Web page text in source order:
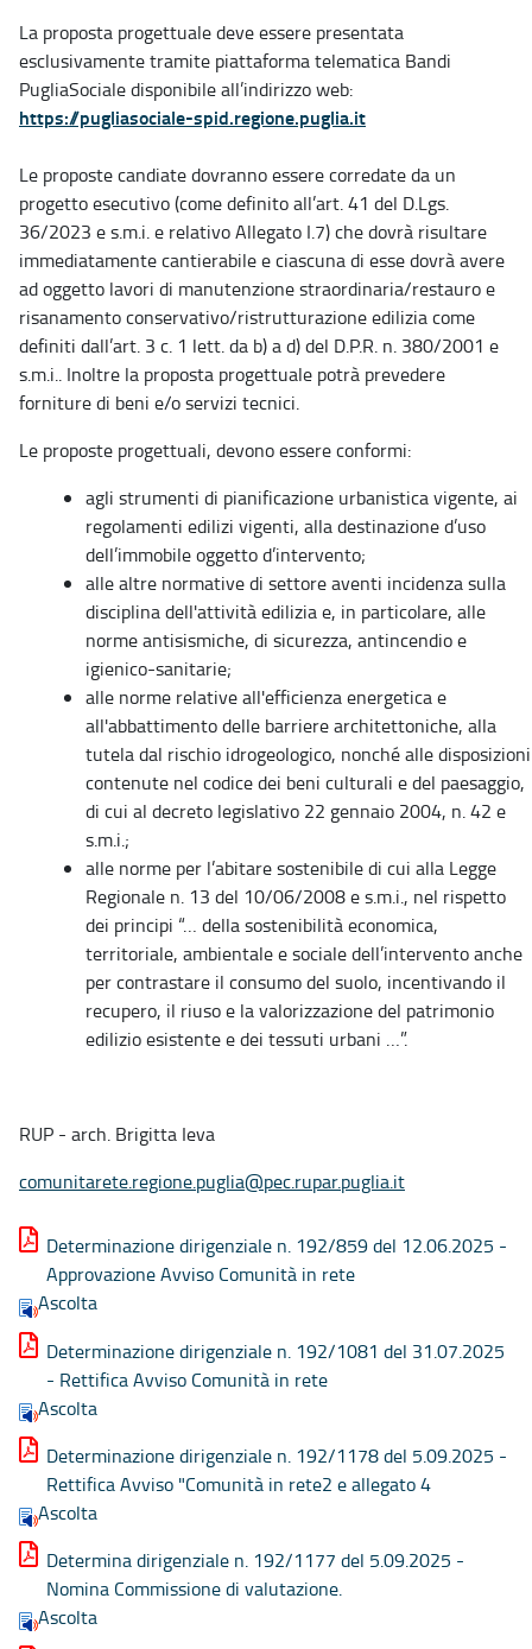
La proposta progettuale deve essere presentata
esclusivamente tramite piattaforma telematica Bandi
PugliaSociale disponibile all’indirizzo web:
https://pugliasociale-spid.regione.puglia.it
Le proposte candiate dovranno essere corredate da un
progetto esecutivo (come definito all’art. 41 del D.Lgs.
36/2023 e s.m.i. e relativo Allegato I.7) che dovrà risultare
immediatamente cantierabile e ciascuna di esse dovrà avere
ad oggetto lavori di manutenzione straordinaria/restauro e
risanamento conservativo/ristrutturazione edilizia come
definiti dall’art. 3 c. 1 lett. da b) a d) del D.P.R. n. 380/2001 e
s.m.i.. Inoltre la proposta progettuale potrà prevedere
forniture di beni e/o servizi tecnici.
Le proposte progettuali, devono essere conformi:
agli strumenti di pianificazione urbanistica vigente, ai
regolamenti edilizi vigenti, alla destinazione d’uso
dell’immobile oggetto d’intervento;
alle altre normative di settore aventi incidenza sulla
disciplina dell'attività edilizia e, in particolare, alle
norme antisismiche, di sicurezza, antincendio e
igienico-sanitarie;
alle norme relative all'efficienza energetica e
all'abbattimento delle barriere architettoniche, alla
tutela dal rischio idrogeologico, nonché alle disposizioni
contenute nel codice dei beni culturali e del paesaggio,
di cui al decreto legislativo 22 gennaio 2004, n. 42 e
s.m.i.;
alle norme per l’abitare sostenibile di cui alla Legge
Regionale n. 13 del 10/06/2008 e s.m.i., nel rispetto
dei principi “… della sostenibilità economica,
territoriale, ambientale e sociale dell’intervento anche
per contrastare il consumo del suolo, incentivando il
recupero, il riuso e la valorizzazione del patrimonio
edilizio esistente e dei tessuti urbani …”.
RUP - arch. Brigitta Ieva
comunitarete.regione.puglia@pec.rupar.puglia.it
Determinazione dirigenziale n. 192/859 del 12.06.2025 -
Approvazione Avviso Comunità in rete
Ascolta
Determinazione dirigenziale n. 192/1081 del 31.07.2025
- Rettifica Avviso Comunità in rete
Ascolta
Determinazione dirigenziale n. 192/1178 del 5.09.2025 -
Rettifica Avviso "Comunità in rete2 e allegato 4
Ascolta
Determina dirigenziale n. 192/1177 del 5.09.2025 -
Nomina Commissione di valutazione.
Ascolta